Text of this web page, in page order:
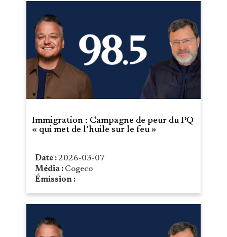
Immigration : Campagne de peur du PQ
« qui met de l’huile sur le feu »
Date : 2026-03-07
Média : Cogeco
Émission :